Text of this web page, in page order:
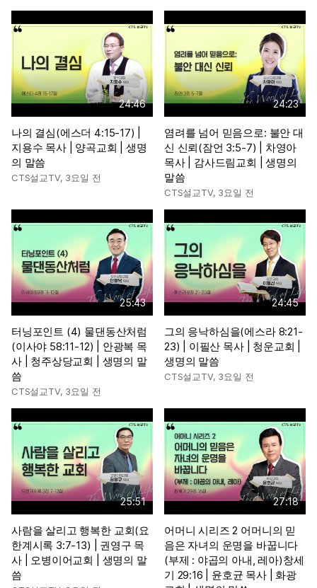
24:46
나의 결심(에스더 4:15-17) |
지용수 목사 | 양곡교회 | 생명
의 말씀
CTS설교TV, 3요일 전
24:23
염려를 넘어 믿음으로: 불안 대
신 신뢰(잠언 3:5-7) | 차영아
목사 | 감사드림교회 | 생명의
말씀
CTS설교TV, 3요일 전
25:43
터닝포인트 (4) 물댄동산처럼
(이사야 58:11-12) | 안광복 목
사 | 청주상당교회 | 생명의 말
씀
CTS설교TV, 3요일 전
24:45
그의 응낙하심을(에스라 8:21-
23) | 이필산 목사 | 청운교회 |
생명의 말씀
CTS설교TV, 3요일 전
25:51
사람을 살리고 행복한 교회(요
한계시록 3:7-13) | 권영구 목
사 | 오병이어교회 | 생명의 말
씀
27:18
어머니 시리즈 2 어머니의 믿
음은 자녀의 운명을 바꿉니다
(부제 : 야곱의 아내, 레아)창세
기 29:16 | 윤호균 목사 | 화광